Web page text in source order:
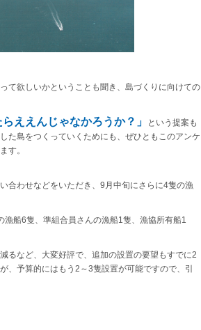
て欲しいかということも聞き、島づくりに向けての
ええんじゃなかろうか？」
という提案も
た島をつくっていくためにも、ぜひともこのアンケ
す。
合わせなどをいただき、9月中旬にさらに4隻の漁
船6隻、準組合員さんの漁船1隻、漁協所有船1
るなど、大変好評で、追加の設置の要望もすでに2
、予算的にはもう2～3隻設置が可能ですので、引